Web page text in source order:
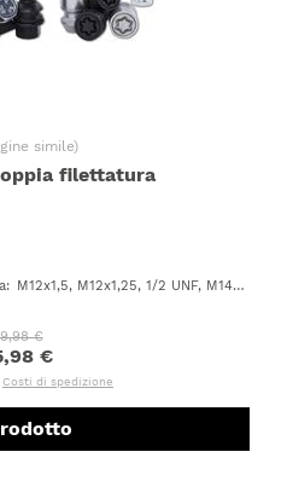
simile)
filettatura
: M12x1,5, M12x1,25, 1/2 UNF, M14x1,5, M14x1,25
€
€
Costi di spedizione